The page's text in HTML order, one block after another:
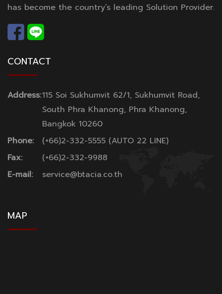
has become the country’s leading Solution Provider.
CONTACT
Address:115 Soi Sukhumvit 62/1, Sukhumvit Road,
South Phra Khanong, Phra Khanong,
Bangkok 10260
Phone:
(+66)2-332-5555 (AUTO 22 LINE)
Fax:
(+66)2-332-9988
E-mail:
service@btacia.co.th
MAP